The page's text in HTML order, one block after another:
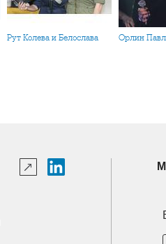
Рут Колева и Белослава Орлин